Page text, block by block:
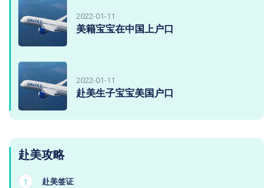
2022-01-11
美籍宝宝在中国上户口
2022-01-11
赴美生子宝宝美国户口
赴美攻略
1 赴美签证